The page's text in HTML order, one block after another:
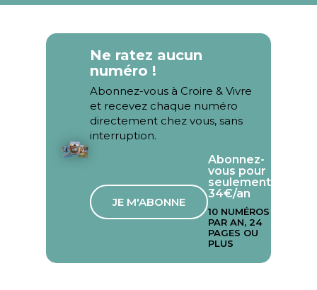
Ne ratez aucun
numéro !
Abonnez-vous à Croire & Vivre
et recevez chaque numéro
directement chez vous, sans
interruption.
JE M'ABONNE
Abonnez-
vous pour
seulement
34€/an
10 NUMÉROS
PAR AN, 24
PAGES OU
PLUS